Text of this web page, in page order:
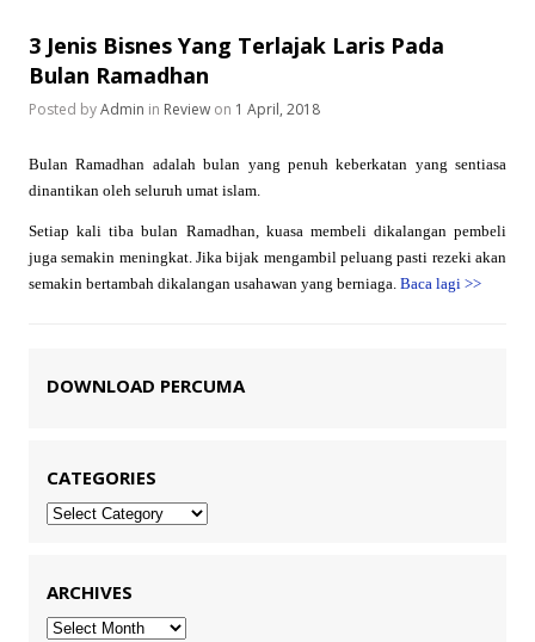
3 Jenis Bisnes Yang Terlajak Laris Pada
Bulan Ramadhan
Posted byAdmin in Review on 1 April, 2018
Bulan Ramadhan adalah bulan yang penuh keberkatan yang sentiasa
dinantikan oleh seluruh umat islam.
Setiap kali tiba bulan Ramadhan, kuasa membeli dikalangan pembeli
juga semakin meningkat. Jika bijak mengambil peluang pasti rezeki akan
semakin bertambah dikalangan usahawan yang berniaga. Baca lagi >>
DOWNLOAD PERCUMA
CATEGORIES
Categories
ARCHIVES
Archives